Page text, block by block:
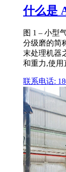
什么是
图 1 – 小型
分级磨的简
末处理机器
和重力,使用
联系电话: